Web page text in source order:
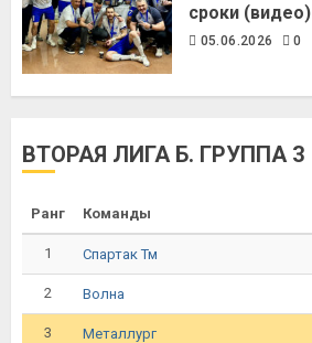
сроки (видео)
05.06.2026 0
ВТОРАЯ ЛИГА Б. ГРУППА 3
Ранг Команды
1 Спартак Тм
2 Волна
3 Металлург